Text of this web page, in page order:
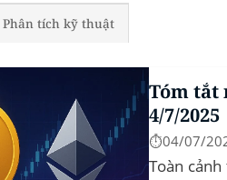
Phân tích kỹ thuật
Tóm tắt
4/7/2025
⏱️04/07/
Toàn